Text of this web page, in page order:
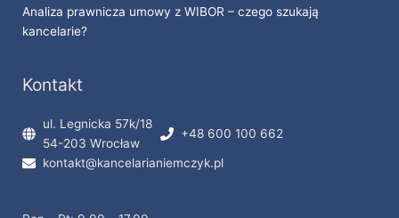
Analiza prawnicza umowy z WIBOR – czego szukają
kancelarie?
Kontakt
ul. Legnicka 57k/18
54-203 Wrocław
+48 600 100 662
kontakt@kancelarianiemczyk.pl